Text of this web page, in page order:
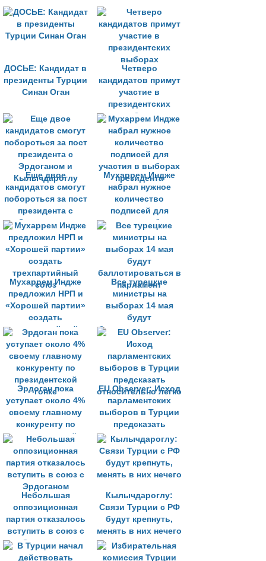
ДОСЬЕ: Кандидат в
президенты Турции
Синан Оган
Четверо
кандидатов примут
участие в
президентских
выборах
Еще двое
кандидатов смогут
побороться за пост
президента с
Эрдоганом и
Кылычдароглу
Мухаррем Индже
набрал нужное
количество
подписей для
участия в выборах
президента
Мухаррем Индже
предложил НРП и
«Хорошей партии»
создать
трехпартийный
союз
Все турецкие
министры на
выборах 14 мая
будут
баллотироваться в
парламент
Эрдоган пока
уступает около 4%
своему главному
конкуренту по
президентской
гонке
EU Observer: Исход
парламентских
выборов в Турции
предсказать
относительно легко
Небольшая
оппозиционная
партия отказалось
вступить в союз с
Эрдоганом
Кылычдароглу:
Связи Турции с РФ
будут крепнуть,
менять в них нечего